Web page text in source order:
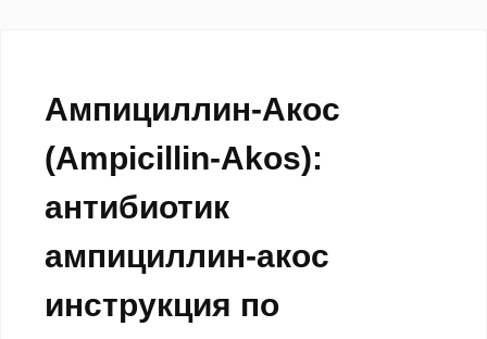
Ампициллин-Акос
(Ampicillin-Akos):
антибиотик
ампициллин-акос
инструкция по